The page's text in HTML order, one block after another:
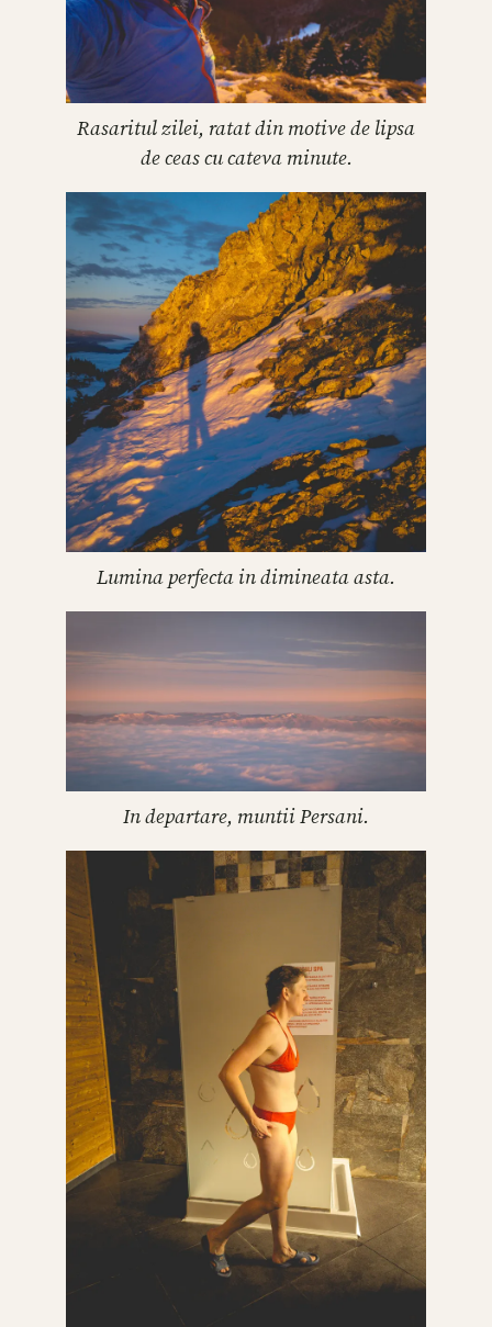
Rasaritul zilei, ratat din motive de lipsa
de ceas cu cateva minute.
Lumina perfecta in dimineata asta.
In departare, muntii Persani.